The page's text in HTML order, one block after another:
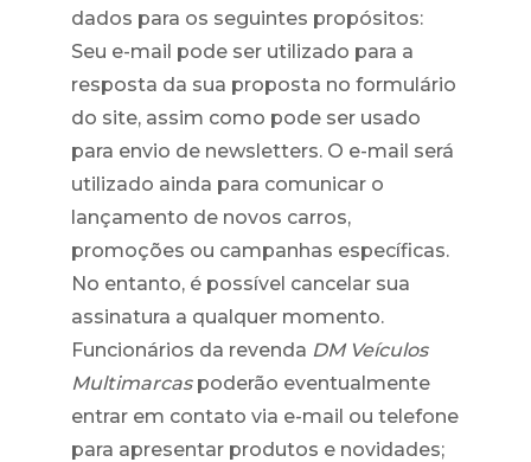
dados para os seguintes propósitos:
Seu e-mail pode ser utilizado para a
resposta da sua proposta no formulário
do site, assim como pode ser usado
para envio de newsletters. O e-mail será
utilizado ainda para comunicar o
lançamento de novos carros,
promoções ou campanhas específicas.
No entanto, é possível cancelar sua
assinatura a qualquer momento.
Funcionários da revenda DM Veículos
Multimarcaspoderão eventualmente
entrar em contato via e-mail ou telefone
para apresentar produtos e novidades;